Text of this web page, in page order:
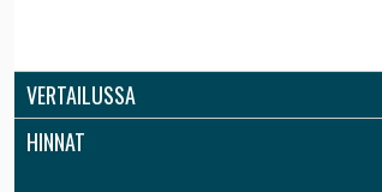
VERTAILUSSA
HINNAT